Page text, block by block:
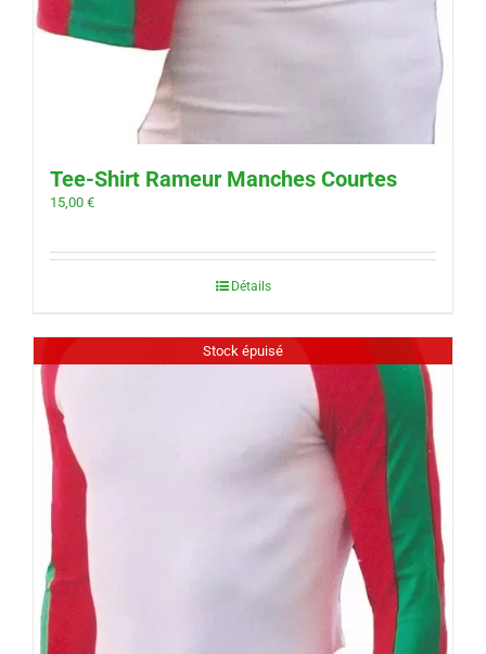
Tee-Shirt Rameur Manches Courtes
15,00 €
Détails
Stock épuisé